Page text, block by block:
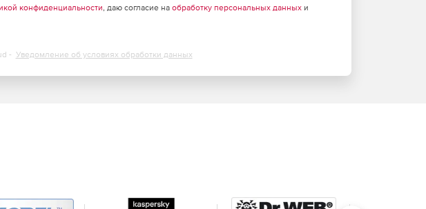
конфиденциальности, даю согласие на обработку персональных данныхи
- Уведомление об условиях обработки данных